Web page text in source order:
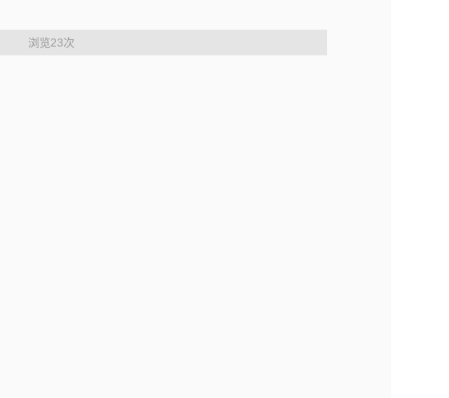
浏览23次